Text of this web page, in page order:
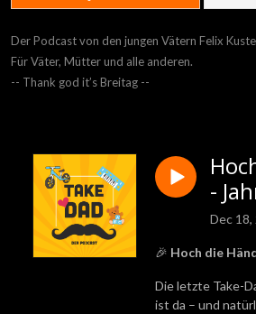
Der Podcast von den jungen Vätern Felix
Für Väter, Mütter und alle anderen.
-- Thank god it’s Breitag --
-
Dec 18,
🎉 Hoch die
Die letzte Take-
ist da – und